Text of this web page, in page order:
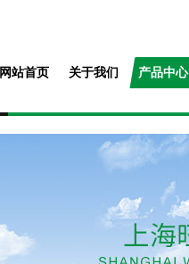
网站首页 关于我们 产品中心